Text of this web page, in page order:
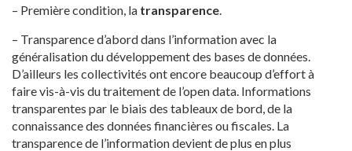
– Première condition, la transparence.
– Transparence d’abord dans l’information avec la
généralisation du développement des bases de données.
D’ailleurs les collectivités ont encore beaucoup d’effort à
faire vis-à-vis du traitement de l’open data. Informations
transparentes par le biais des tableaux de bord, de la
connaissance des données financières ou fiscales. La
transparence de l’information devient de plus en plus